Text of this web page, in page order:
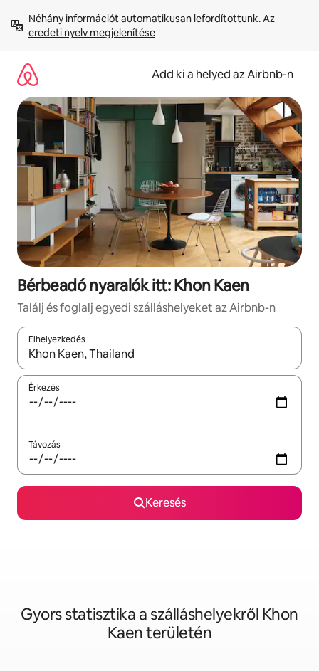
tartalomra
Néhány információt automatikusan lefordítottunk. Az
eredeti nyelv megjelenítése
Add ki a helyed az Airbnb-n
Bérbeadó nyaralók itt: Khon Kaen
Találj és foglalj egyedi szálláshelyeket az Airbnb-n
Elhelyezkedés
Az eredmények között a felfelé és a lefelé nyíllal
Érkezés
Távozás
Keresés
Gyors statisztika a szálláshelyekről Khon
Kaen területén